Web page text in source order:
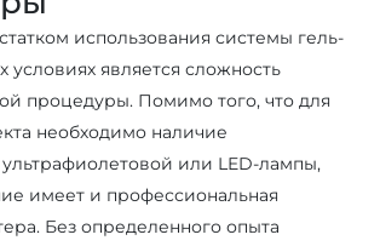
использования системы гель-
условиях является сложность
процедуры. Помимо того, что для
необходимо наличие
или LED-лампы,
имеет и профессиональная
Без определенного опыта